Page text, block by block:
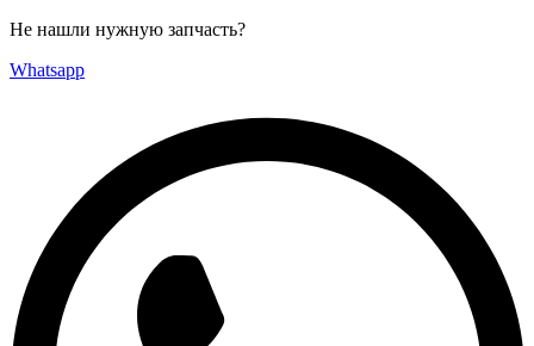
Не нашли нужную запчасть?
Whatsapp